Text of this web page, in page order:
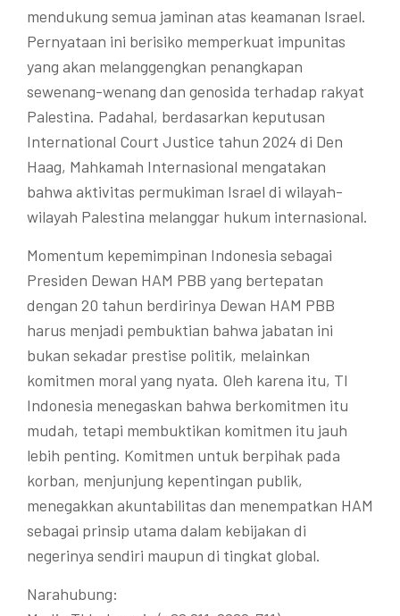
mendukung semua jaminan atas keamanan Israel.
Pernyataan ini berisiko memperkuat impunitas
yang akan melanggengkan penangkapan
sewenang-wenang dan genosida terhadap rakyat
Palestina. Padahal, berdasarkan keputusan
International Court Justice tahun 2024 di Den
Haag, Mahkamah Internasional mengatakan
bahwa aktivitas permukiman Israel di wilayah-
wilayah Palestina melanggar hukum internasional.
Momentum kepemimpinan Indonesia sebagai
Presiden Dewan HAM PBB yang bertepatan
dengan 20 tahun berdirinya Dewan HAM PBB
harus menjadi pembuktian bahwa jabatan ini
bukan sekadar prestise politik, melainkan
komitmen moral yang nyata. Oleh karena itu, TI
Indonesia menegaskan bahwa berkomitmen itu
mudah, tetapi membuktikan komitmen itu jauh
lebih penting. Komitmen untuk berpihak pada
korban, menjunjung kepentingan publik,
menegakkan akuntabilitas dan menempatkan HAM
sebagai prinsip utama dalam kebijakan di
negerinya sendiri maupun di tingkat global.
Narahubung: